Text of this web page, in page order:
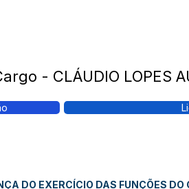
- CLÁUDIO LOPES
DO EXERCÍCIO DAS FUNÇÕES